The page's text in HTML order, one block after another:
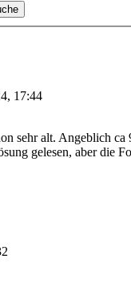
17:44
sehr alt. Angeblich
gelesen, aber die